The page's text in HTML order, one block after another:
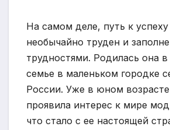
На самом деле, путь к успеху
необычайно труден и
трудностями. Родилась она
семье в маленьком городке
России. Уже в юном возрасте
проявила интерес к мире
что стало с ее настоящей